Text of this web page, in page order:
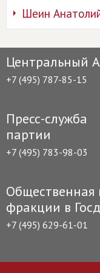
Шеин
Центральный
+7 (495) 787-85-15
Пресс-служба
партии
+7 (495) 783-98-03
Общественная
фракции в
+7 (495) 629-61-01